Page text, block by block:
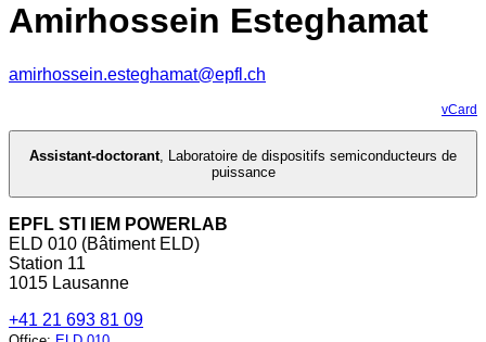
Amirhossein Esteghamat
amirhossein.esteghamat@epfl.ch
vCard
Assistant-doctorant, Laboratoire de dispositifs semiconducteurs de
puissance
EPFL STI IEM POWERLAB
ELD 010 (Bâtiment ELD)
Station 11
1015 Lausanne
+41 21 693 81 09